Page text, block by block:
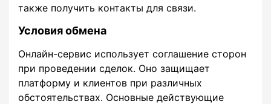
также получить контакты для связи.
Условия обмена
Онлайн-сервис использует соглашение сторон
при проведении сделок. Оно защищает
платформу и клиентов при различных
обстоятельствах. Основные действующие